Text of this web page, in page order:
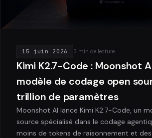
15 juin 2026 3 min de lecture
Kimi K2.7-Code : Moonshot
modèle de codage open
trillion de paramètres
Moonshot AI lance Kimi K2.7-Code, un
source spécialisé dans le codage
moins de tokens de raisonnement et